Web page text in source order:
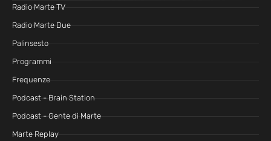
Radio Marte TV
Radio Marte Due
Palinsesto
Programmi
Frequenze
Podcast - Brain Station
Podcast - Gente di Marte
Marte Replay